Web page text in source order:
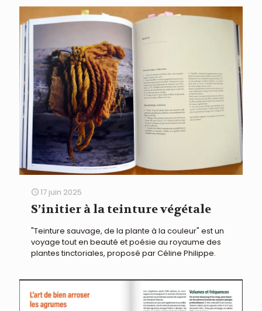
17 juin 2025
S’initier à la teinture végétale
"Teinture sauvage, de la plante à la couleur" est un
voyage tout en beauté et poésie au royaume des
plantes tinctoriales, proposé par Céline Philippe.